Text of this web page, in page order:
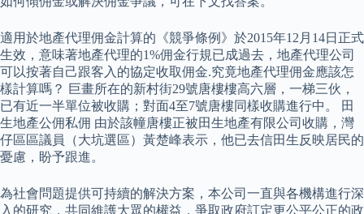
適用於地產代理佣金計算的《競爭條例》於2015年12月14日正式
生效，意味著地產代理的1%佣金行規已成過去，地產代理公司
可以按著自己跟客入的協定收取佣金.究竟地產代理佣金應該怎
樣計算嗎？ 巨畫所在的新村街29號唐樓樓高六層，一梯三伙，
已有近一半單位被收購；對面4至7號唐樓同樣收購進行中。 田
生地產公佣私佣 由於該幢唐樓正被田生地產有限公司收購，灣
仔區區議員（大坑選區）黃楚峰表示，他已去信田生反映居民的
憂慮，盼予跟進。
為社會問題提供可持續的解決方案，本公司一直與各機構進行深
入的研究，共同維護大眾的權益，爭取政府訂定更公平公正的政